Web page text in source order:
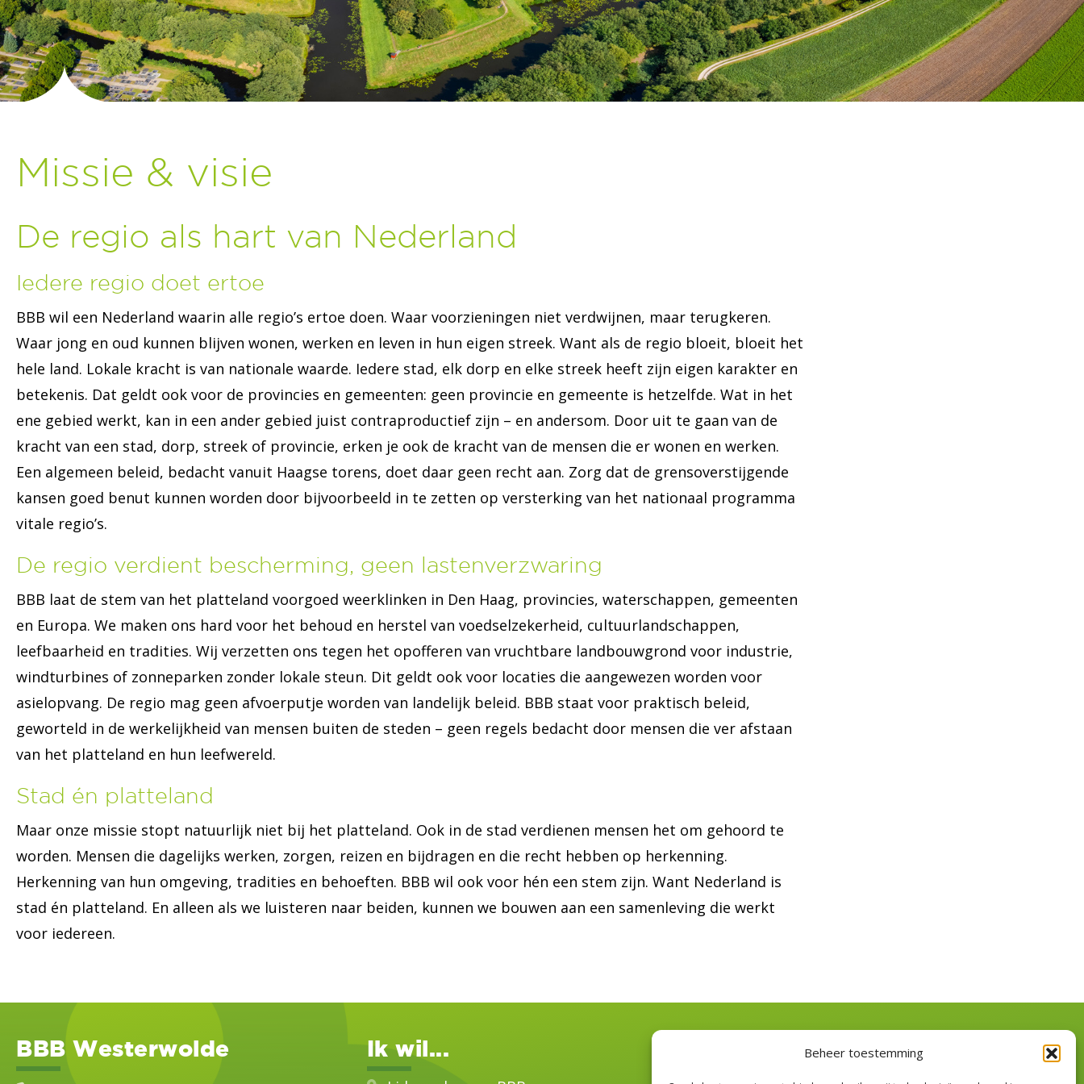
Beheer toestemming
Missie & visie
De regio als hart van Nederland
Iedere regio doet ertoe
BBB wil een Nederland waarin alle regio’s ertoe doen. Waar voorzieningen niet verdwijnen, maar terugkeren.
Waar jong en oud kunnen blijven wonen, werken en leven in hun eigen streek. Want als de regio bloeit, bloeit het
hele land. Lokale kracht is van nationale waarde. Iedere stad, elk dorp en elke streek heeft zijn eigen karakter en
betekenis. Dat geldt ook voor de provincies en gemeenten: geen provincie en gemeente is hetzelfde. Wat in het
ene gebied werkt, kan in een ander gebied juist contraproductief zijn – en andersom. Door uit te gaan van de
kracht van een stad, dorp, streek of provincie, erken je ook de kracht van de mensen die er wonen en werken.
Een algemeen beleid, bedacht vanuit Haagse torens, doet daar geen recht aan. Zorg dat de grensoverstijgende
kansen goed benut kunnen worden door bijvoorbeeld in te zetten op versterking van het nationaal programma
vitale regio’s.
De regio verdient bescherming, geen lastenverzwaring
BBB laat de stem van het platteland voorgoed weerklinken in Den Haag, provincies, waterschappen, gemeenten
en Europa. We maken ons hard voor het behoud en herstel van voedselzekerheid, cultuurlandschappen,
leefbaarheid en tradities. Wij verzetten ons tegen het opofferen van vruchtbare landbouwgrond voor industrie,
windturbines of zonneparken zonder lokale steun. Dit geldt ook voor locaties die aangewezen worden voor
asielopvang. De regio mag geen afvoerputje worden van landelijk beleid. BBB staat voor praktisch beleid,
geworteld in de werkelijkheid van mensen buiten de steden – geen regels bedacht door mensen die ver afstaan
van het platteland en hun leefwereld.
Stad én platteland
Maar onze missie stopt natuurlijk niet bij het platteland. Ook in de stad verdienen mensen het om gehoord te
worden. Mensen die dagelijks werken, zorgen, reizen en bijdragen en die recht hebben op herkenning.
Herkenning van hun omgeving, tradities en behoeften. BBB wil ook voor hén een stem zijn. Want Nederland is
stad én platteland. En alleen als we luisteren naar beiden, kunnen we bouwen aan een samenleving die werkt
voor iedereen.
BBB Westerwolde Ik wil... Volg ons